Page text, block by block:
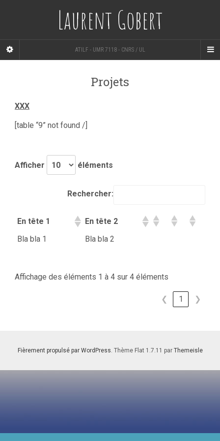
Laurent Gobert
ATILF - UMR 7118 - CNRS / UL
Projets
XXX
[table “9” not found /]
Afficher éléments
Rechercher:
En tête 1
En tête 2
Bla bla 1
Bla bla 2
Affichage des éléments 1 à 4 sur 4 éléments
❮ 1 ❯
Fièrement propulsé par WordPress. Thème Flat 1.7.11 par Themeisle